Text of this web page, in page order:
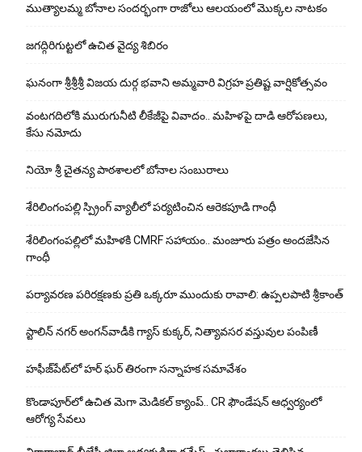
ముత్యాలమ్మ బోనాల సందర్భంగా రాజోలు ఆలయంలో మొక్కల నాటకం
జగద్గిరిగుట్టలో ఉచిత వైద్య శిబిరం
ఘనంగా శ్రీశ్రీశ్రీ విజయ దుర్గ భవాని అమ్మవారి విగ్రహ ప్రతిష్ట వార్షికోత్సవం
వంటగదిలోకి మురుగునీటి లీకేజీపై వివాదం.. మహిళపై దాడి ఆరోపణలు,
కేసు నమోదు
నియో శ్రీ చైతన్య పాఠశాలలో బోనాల సంబురాలు
శేరిలింగంపల్లి స్ప్రింగ్ వ్యాలీలో పర్యటించిన ఆరెకపూడి గాంధీ
శేరిలింగంపల్లిలో మ‌హిళ‌కి CMRF స‌హాయం.. మంజూరు పత్రం అందజేసిన
గాంధీ
పర్యావరణ పరిరక్షణకు ప్రతి ఒక్కరూ ముందుకు రావాలి: ఉప్పలపాటి శ్రీకాంత్
స్టాలిన్ నగర్ అంగన్‌వాడీకి గ్యాస్ కుక్కర్, నిత్యావసర వస్తువుల పంపిణీ
హఫీజ్‌పేట్‌లో హర్ ఘర్ తిరంగా సన్నాహక సమావేశం
కొండాపూర్‌లో ఉచిత మెగా మెడికల్ క్యాంప్.. CR ఫౌండేషన్ ఆధ్వర్యంలో
ఆరోగ్య సేవలు